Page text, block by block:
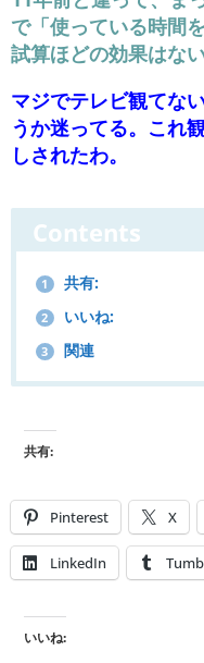
で「使っている時間
試算ほどの効果はない
マジでテレビ観てな
うか迷ってる。これ
しされたわ。
Contents
1 共有:
2 いいね:
3 関連
共有:
Pinterest X
LinkedIn
いいね: